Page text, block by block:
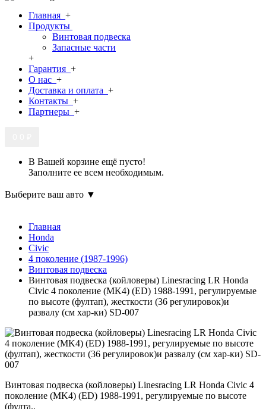
Главная +
Продукты
Винтовая подвеска
Запасные части
+
Гарантия +
О нас +
Доставка и оплата +
Контакты +
Партнеры +
В Вашей корзине ещё пусто!
Заполните ее всем необходимым.
Выберите ваш авто ▼
Главная
Honda
Civic
4 поколение (1987-1996)
Винтовая подвеска
Винтовая подвеска (койловеры) Linesracing LR Honda
Civic 4 поколение (MK4) (ED) 1988-1991, регулируемые
по высоте (фултап), жесткости (36 регулировок)и
развалу (см хар-ки) SD-007
Винтовая подвеска (койловеры) Linesracing LR Honda Civic 4
поколение (MK4) (ED) 1988-1991, регулируемые по высоте
(фулта..